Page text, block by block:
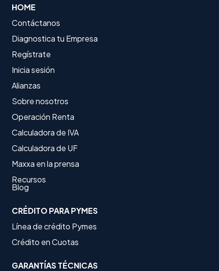
HOME
Contáctanos
Diagnostica tu Empresa
Regístrate
Inicia sesión
Alianzas
Sobre nosotros
Operación Renta
Calculadora de IVA
Calculadora de UF
Maxxa en la prensa
Recursos
Blog
CRÉDITO PARA PYMES
Línea de crédito Pymes
Crédito en Cuotas
GARANTÍAS TÉCNICAS